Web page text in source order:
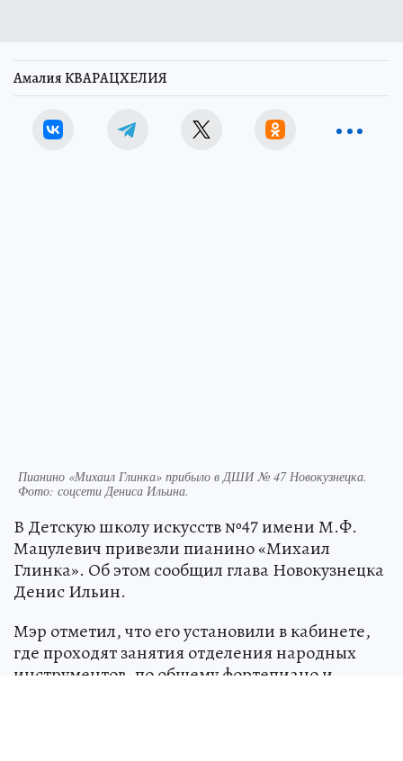
Амалия КВАРАЦХЕЛИЯ
Пианино «Михаил Глинка» прибыло в ДШИ № 47 Новокузнецка.
Фото: соцсети Дениса Ильина.
В Детскую школу искусств №47 имени М.Ф.
Мацулевич привезли пианино «Михаил
Глинка». Об этом сообщил глава Новокузнецка
Денис Ильин.
Мэр отметил, что его установили в кабинете,
где проходят занятия отделения народных
инструментов, по общему фортепиано и